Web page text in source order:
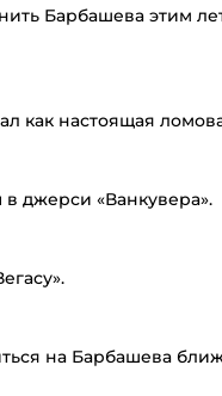
Барбашева этим
как настоящая
джерси «Ванкувера».
на Барбашева